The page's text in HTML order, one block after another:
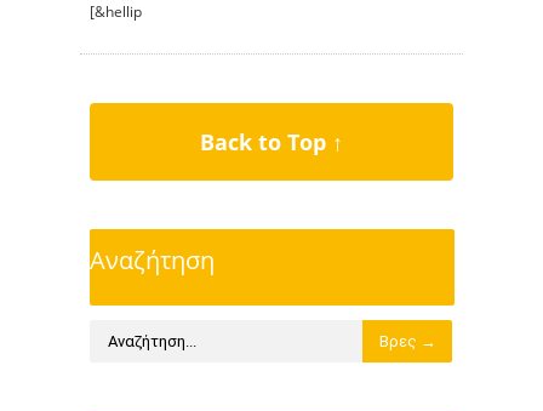
[&hellip
Back to Top ↑
Αναζήτηση